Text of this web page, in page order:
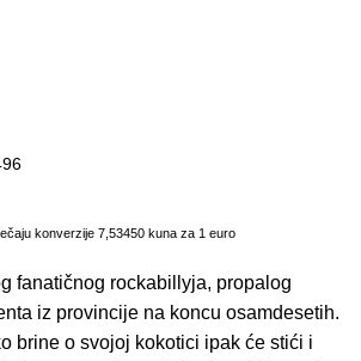
konverzije 7,53450 kuna za 1 euro
fanatičnog rockabillyja, propalog
iz provincije na koncu osamdesetih.
brine o svojoj kokotici ipak će stići i